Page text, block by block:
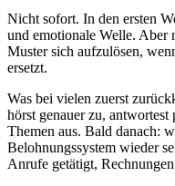
Nicht sofort. In den ersten
und emotionale Welle. Aber
Muster sich aufzulösen,
ersetzt.
Was bei vielen zuerst
hörst genauer zu, antwortest
Themen aus. Bald danach:
Belohnungssystem wieder
Anrufe getätigt,